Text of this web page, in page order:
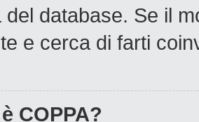
database. Se il
e cerca di farti
COPPA?